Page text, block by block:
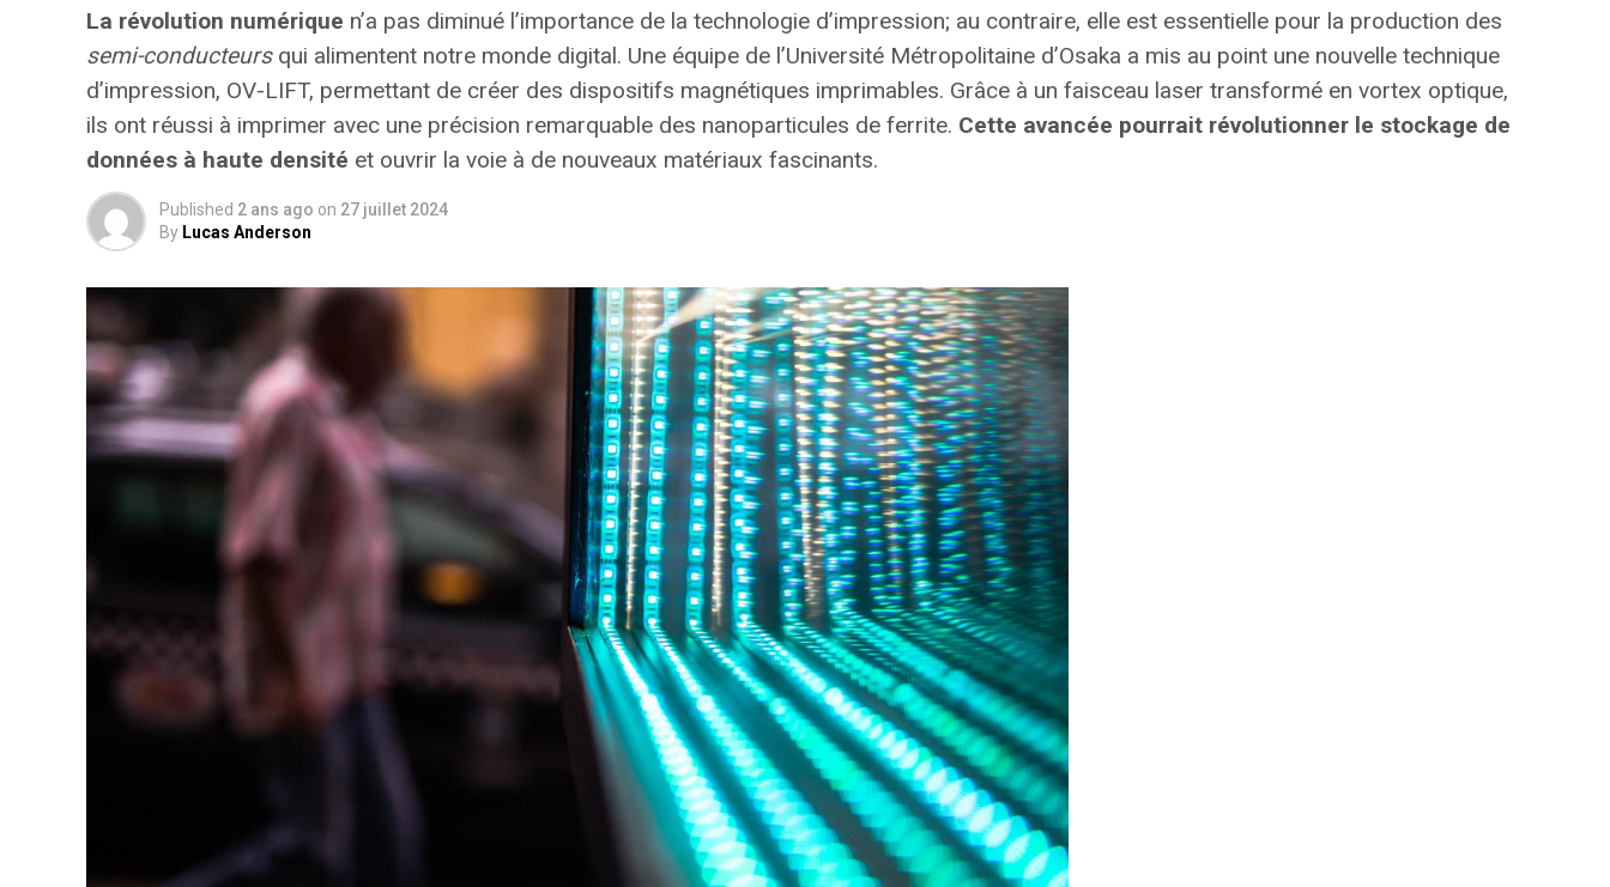
La révolution numérique n’a pas diminué l’importance de la technologie d’impression; au contraire, elle est essentielle pour la production des
semi-conducteursqui alimentent notre monde digital. Une équipe de l’Université Métropolitaine d’Osaka a mis au point une nouvelle technique
d’impression, OV-LIFT, permettant de créer des dispositifs magnétiques imprimables. Grâce à un faisceau laser transformé en vortex optique,
ils ont réussi à imprimer avec une précision remarquable des nanoparticules de ferrite. Cette avancée pourrait révolutionner le stockage de
données à haute densité et ouvrir la voie à de nouveaux matériaux fascinants.
Published 2 ans ago on 27 juillet 2024
By Lucas Anderson